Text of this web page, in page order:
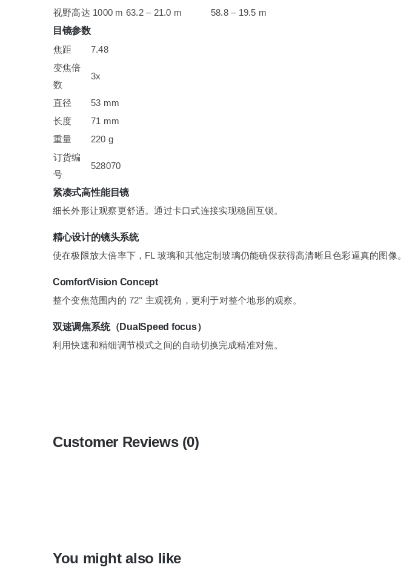
视野高达 1000 m 63.2 – 21.0 m
58.8 – 19.5 m
目镜参数
焦距
7.48
变焦倍
数
3x
直径
53 mm
长度
71 mm
重量
220 g
订货编
号
528070
紧凑式高性能目镜
细长外形让观察更舒适。通过卡口式连接实现稳固互锁。
精心设计的镜头系统
使在极限放大倍率下，FL 玻璃和其他定制玻璃仍能确保获得高清晰且色彩逼真的图像。
ComfortVision Concept
整个变焦范围内的 72° 主观视角，更利于对整个地形的观察。
双速调焦系统（DualSpeed focus）
利用快速和精细调节模式之间的自动切换完成精准对焦。
Customer Reviews (0)
You might also like